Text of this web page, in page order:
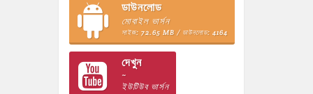
ডাউনলোড
মোবাইল ভার্সন
সাইজ: 72.65 MB / ডাউনলোড: 4164
দেখুন
~
ইউটিউব ভার্সন